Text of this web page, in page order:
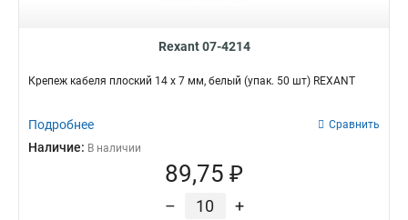
Rexant 07-4214
Крепеж кабеля плоский 14 х 7 мм, белый (упак. 50 шт) REXANT
Подробнее Сравнить
Наличие: В наличии
89,75 ₽
– +